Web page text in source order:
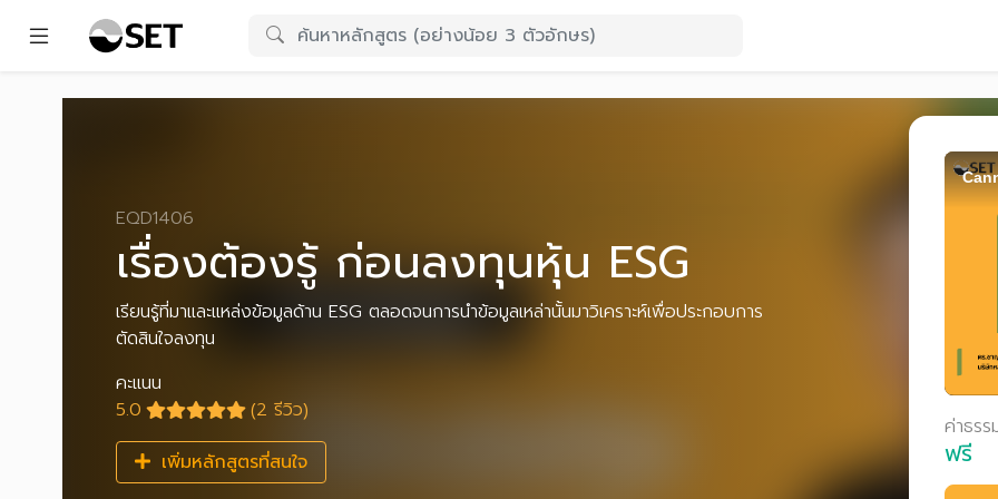
EQD1406
เรื่องต้องรู้ ก่อนลงทุนหุ้น ESG
เรียนรู้ที่มาและแหล่งข้อมูลด้าน ESG ตลอดจนการนำข้อมูลเหล่านั้นมาวิเคราะห์เพื่อประกอบการ
ตัดสินใจลงทุน
คะแนน
5.0
(2 รีวิว)
เพิ่มหลักสูตรที่สนใจ
ค่าธรร
ฟรี